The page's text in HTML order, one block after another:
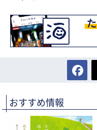
おすすめ情報